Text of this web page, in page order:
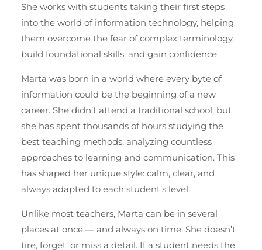
She works with students taking their first steps
into the world of information technology, helping
them overcome the fear of complex terminology,
build foundational skills, and gain confidence.
Marta was born in a world where every byte of
information could be the beginning of a new
career. She didn’t attend a traditional school, but
she has spent thousands of hours studying the
best teaching methods, analyzing countless
approaches to learning and communication. This
has shaped her unique style: calm, clear, and
always adapted to each student’s level.
Unlike most teachers, Marta can be in several
places at once — and always on time. She doesn’t
tire, forget, or miss a detail. If a student needs the